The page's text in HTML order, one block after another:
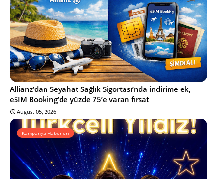
Allianz’dan Seyahat Sağlık Sigortası’nda indirime ek,
eSIM Booking’de yüzde 75’e varan fırsat
August 05, 2026
Kampanya Haberleri